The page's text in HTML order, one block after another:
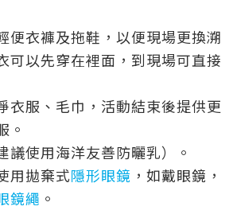
便衣褲及拖鞋，以便現場更換溯
可以先穿在裡面，到現場可直接
衣服、毛巾，活動結束後提供更
。
議使用海洋友善防曬乳）。
用拋棄式隱形眼鏡 ，如戴眼鏡，
鏡繩 。